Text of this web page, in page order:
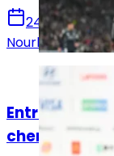
24 juillet 2026
Nourhane Haroui
Actualités
Entre
chemin